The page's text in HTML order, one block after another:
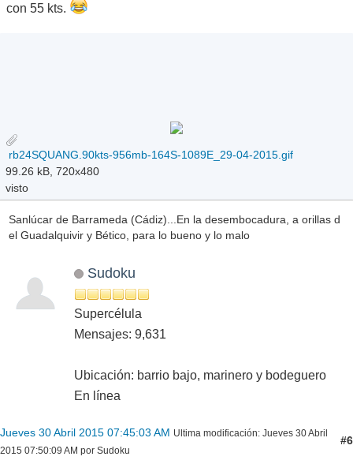
con 55 kts.
rb24SQUANG.90kts-956mb-164S-1089E_29-04-2015.gif
99.26 kB, 720x480
visto
Sanlúcar de Barrameda (Cádiz)...En la desembocadura, a orillas d
el Guadalquivir y Bético, para lo bueno y lo malo
Sudoku
Supercélula
Mensajes: 9,631
Ubicación: barrio bajo, marinero y bodeguero
En línea
Jueves 30 Abril 2015 07:45:03 AM Ultima modificación: Jueves 30 Abril
2015 07:50:09 AM por Sudoku
#6